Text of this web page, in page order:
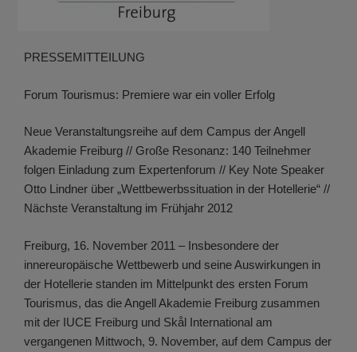
PRESSEMITTEILUNG
Forum Tourismus: Premiere war ein voller Erfolg
Neue Veranstaltungsreihe auf dem Campus der Angell
Akademie Freiburg // Große Resonanz: 140 Teilnehmer
folgen Einladung zum Expertenforum // Key Note Speaker
Otto Lindner über „Wettbewerbssituation in der Hotellerie“ //
Nächste Veranstaltung im Frühjahr 2012
Freiburg, 16. November 2011 – Insbesondere der
innereuropäische Wettbewerb und seine Auswirkungen in
der Hotellerie standen im Mittelpunkt des ersten Forum
Tourismus, das die Angell Akademie Freiburg zusammen
mit der IUCE Freiburg und Skål International am
vergangenen Mittwoch, 9. November, auf dem Campus der